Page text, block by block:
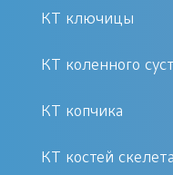
Травмы и
Кровотечения
КТ ключицы
КТ коленного
КТ копчика
КТ костей скелета